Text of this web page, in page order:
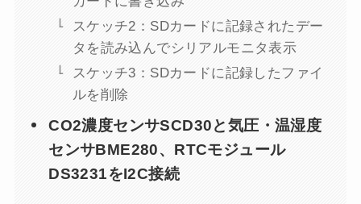
スケッチ2：SDカードに記録されたデー
タを読み込んでシリアルモニタ表示
スケッチ3：SDカードに記録したファイ
ルを削除
CO2濃度センサSCD30と気圧・温湿度
センサBME280、RTCモジュール
DS3231をI2C接続